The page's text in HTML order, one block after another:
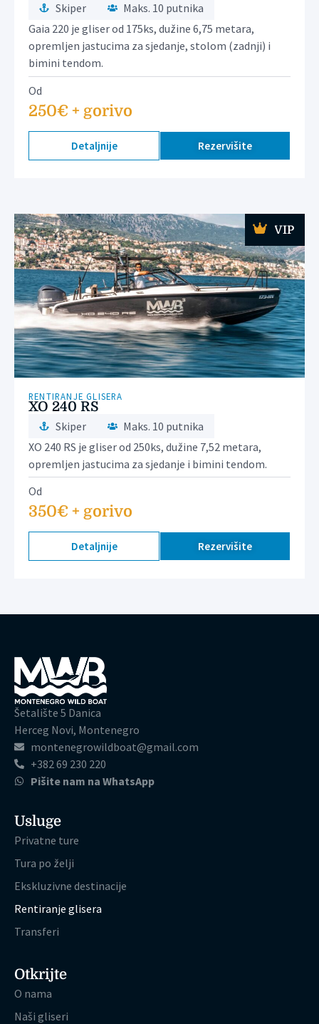
Skiper
Maks. 10 putnika
Gaia 220 je gliser od 175ks, dužine 6,75 metara,
opremljen jastucima za sjedanje, stolom (zadnji) i
bimini tendom.
Od
250€ + gorivo
Detaljnije Rezervišite
VIP
RENTIRANJE GLISERA
XO 240 RS
Skiper
Maks. 10 putnika
XO 240 RS je gliser od 250ks, dužine 7,52 metara,
opremljen jastucima za sjedanje i bimini tendom.
Od
350€ + gorivo
Detaljnije Rezervišite
Šetalište 5 Danica
Herceg Novi, Montenegro
montenegrowildboat@gmail.com
+382 69 230 220
Pišite nam na WhatsApp
Usluge
Privatne ture
Tura po želji
Ekskluzivne destinacije
Rentiranje glisera
Transferi
Otkrijte
O nama
Naši gliseri